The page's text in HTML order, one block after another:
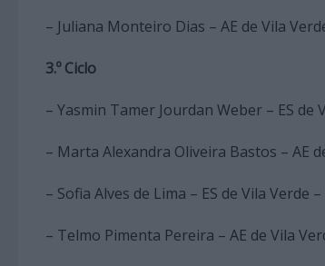
– Juliana Monteiro Dias – AE de Vila
3.º Ciclo
– Yasmin Tamer Jourdan Weber – ES de
– Marta Alexandra Oliveira Bastos – AE
– Sofia Alves de Lima – ES de Vila Verde
– Telmo Pimenta Pereira – AE de Vila